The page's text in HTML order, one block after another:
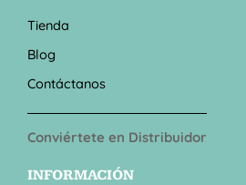
Tienda
Blog
Contáctanos
Conviértete en Distribuidor
INFORMACIÓN